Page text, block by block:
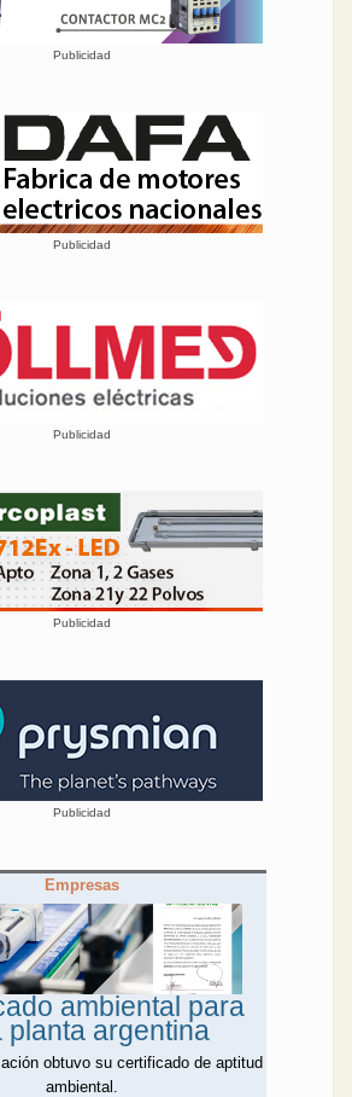
Publicidad
Publicidad
Publicidad
Publicidad
Publicidad
Empresas
ambiental para
planta argentina
obtuvo su certificado de aptitud
ambiental.